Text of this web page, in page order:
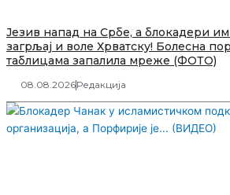
Језив напад на Србе, а блокадери
загрљај и воле Хрватску! Болесна
таблицама запалила мреже (ФОТО)
08.08.2026Редакција